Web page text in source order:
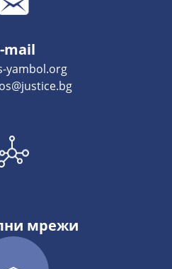
mail
yambol.org
мрежи